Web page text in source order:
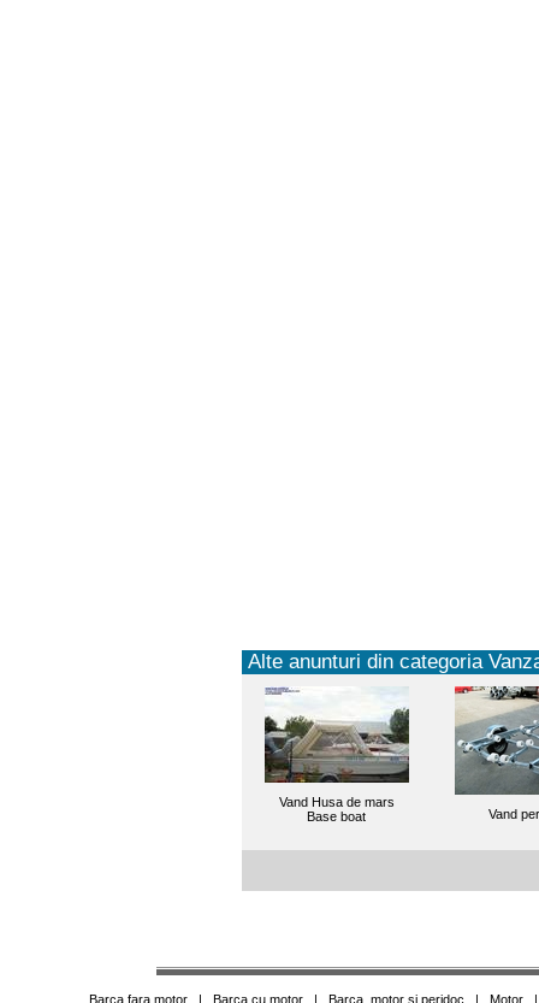
Alte anunturi din categoria
Vand Husa de mars
Base boat
Vand
Barca fara motor| Barca cu motor| Barca, motor si peridoc | Motor